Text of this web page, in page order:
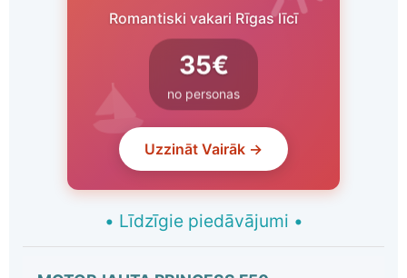
Romantiski vakari Rīgas līcī
35€
no personas
Uzzināt Vairāk →
• Līdzīgie piedāvājumi •